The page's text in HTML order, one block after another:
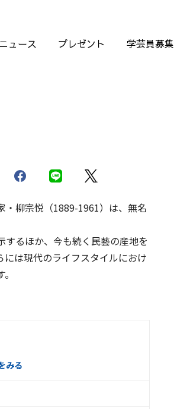
ニュース プレゼント 学芸員募集
・柳宗悦（1889-1961）は、無名
るほか、今も続く民藝の産地を
は現代のライフスタイルにおけ
みる